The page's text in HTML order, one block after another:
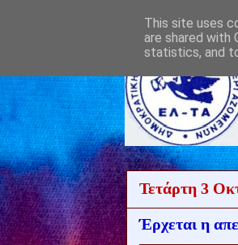
Τετάρτη 3
Έρχεται η
This site uses
are shared with
statistics, and